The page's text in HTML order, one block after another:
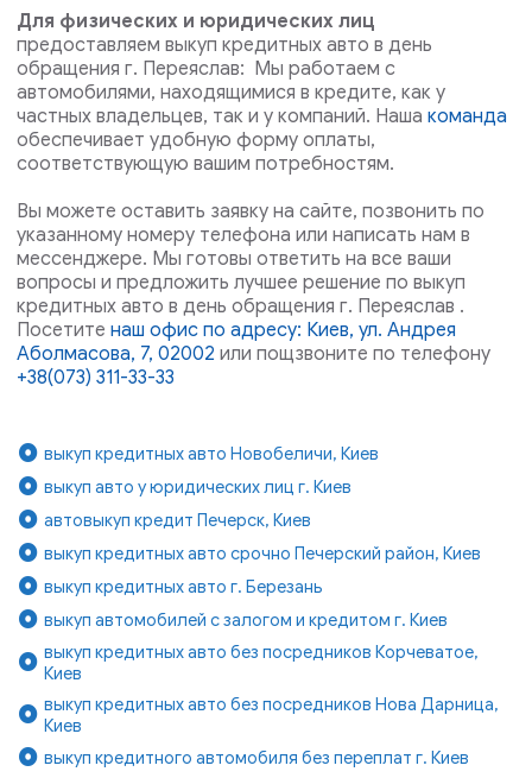
Для физических и юридических лиц
предоставляем выкуп кредитных авто в день
обращения г. Переяслав: Мы работаем с
автомобилями, находящимися в кредите, как у
частных владельцев, так и у компаний. Нашакоманда
обеспечивает удобную форму оплаты,
соответствующую вашим потребностям.
Вы можете оставить заявку на сайте, позвонить по
указанному номеру телефона или написать нам в
мессенджере. Мы готовы ответить на все ваши
вопросы и предложить лучшее решение по выкуп
кредитных авто в день обращения г. Переяслав .
Посетитенаш офис по адресу: Киев, ул. Андрея
Аболмасова, 7, 02002 или пощзвоните по телефону
+38(073) 311-33-33
выкуп кредитных авто Новобеличи, Киев
выкуп авто у юридических лиц г. Киев
автовыкуп кредит Печерск, Киев
выкуп кредитных авто срочно Печерский район, Киев
выкуп кредитных авто г. Березань
выкуп автомобилей с залогом и кредитом г. Киев
выкуп кредитных авто без посредников Корчеватое,
Киев
выкуп кредитных авто без посредников Нова Дарница,
Киев
выкуп кредитного автомобиля без переплат г. Киев